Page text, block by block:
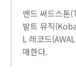
밴드 써드스톤
발트 뮤직
L 레코드
매한다.